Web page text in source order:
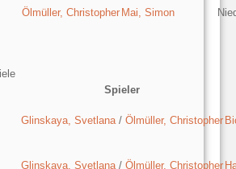
Ölmüller, Christopher Mai, Simon
Spieler
Glinskaya, Svetlana / Ölmüller, Christopher
Glinskaya, Svetlana / Ölmüller, Christopher